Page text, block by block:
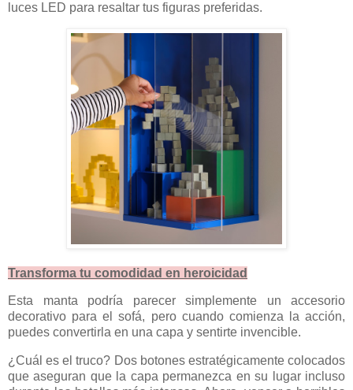
luces LED para resaltar tus figuras preferidas.
Transforma tu comodidad en heroicidad
Esta manta podría parecer simplemente un accesorio
decorativo para el sofá, pero cuando comienza la acción,
puedes convertirla en una capa y sentirte invencible.
¿Cuál es el truco? Dos botones estratégicamente colocados
que aseguran que la capa permanezca en su lugar incluso